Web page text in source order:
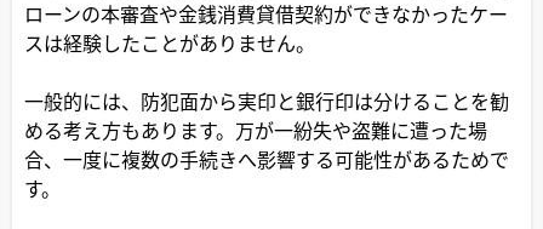
ローンの本審査や金銭消費貸借契約ができなかったケー
スは経験したことがありません。
一般的には、防犯面から実印と銀行印は分けることを勧
める考え方もあります。万が一紛失や盗難に遭った場
合、一度に複数の手続きへ影響する可能性があるためで
す。